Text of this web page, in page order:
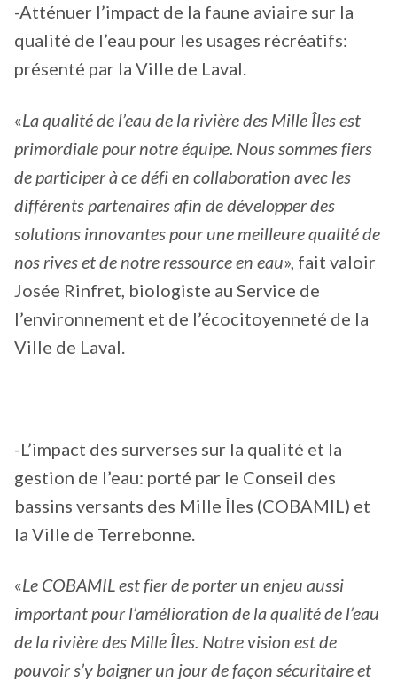
-Atténuer l’impact de la faune aviaire sur la
qualité de l’eau pour les usages récréatifs:
présenté par la Ville de Laval.
«La qualité de l’eau de la rivière des Mille Îles est
primordiale pour notre équipe. Nous sommes fiers
de participer à ce défi en collaboration avec les
différents partenaires afin de développer des
solutions innovantes pour une meilleure qualité de
nos rives et de notre ressource en eau», fait valoir
Josée Rinfret, biologiste au Service de
l’environnement et de l’écocitoyenneté de la
Ville de Laval.
-L’impact des surverses sur la qualité et la
gestion de l’eau: porté par le Conseil des
bassins versants des Mille Îles (COBAMIL) et
la Ville de Terrebonne.
«Le COBAMIL est fier de porter un enjeu aussi
important pour l’amélioration de la qualité de l’eau
de la rivière des Mille Îles. Notre vision est de
pouvoir s’y baigner un jour de façon sécuritaire et